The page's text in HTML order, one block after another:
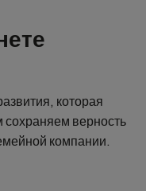
которая
верность
компании.